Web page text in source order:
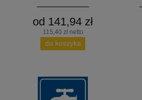
od 141,94 zł
115,40 zł netto
do koszyka